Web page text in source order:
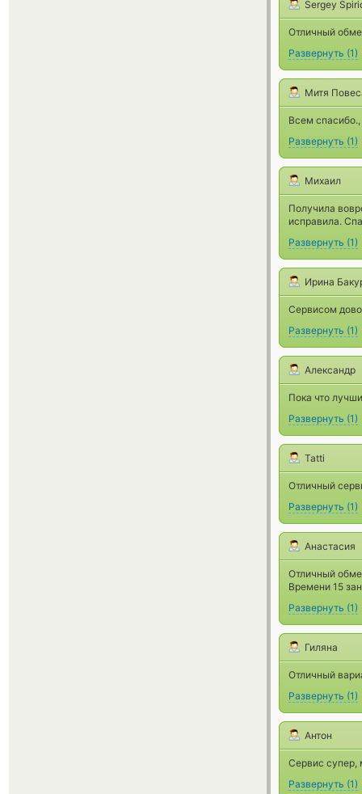
Sergey
Отличный
Развернуть (1)
Митя
Всем
Развернуть (1)
Михаил
Получила
исправила.
Развернуть (1)
Ирина
Сервисом
Развернуть (1)
Александр
Пока что
Развернуть (1)
Tatti
Отличный
Развернуть (1)
Анастасия
Отличный
Времени 15
Развернуть (1)
Гиляна
Отличный
Развернуть (1)
Антон
Сервис супер,
Развернуть (1)